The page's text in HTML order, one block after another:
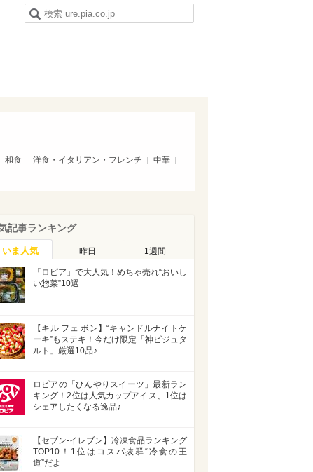
和食 洋食・イタリアン・フレンチ
中華
記事ランキング
いま人気 昨日 1週間
「ロピア」で大人気！めちゃ売れ“おいし
い惣菜”10選
【キル フェ ボン】“キャンドルナイトケ
ーキ”もステキ！今だけ限定「神ビジュタ
ルト」厳選10品♪
ロピアの「ひんやりスイーツ」最新ラン
キング！2位は人気カップアイス、1位は
シェアしたくなる逸品♪
【セブン-イレブン】冷凍食品ランキング
TOP10！1位はコスパ抜群“冷食の王
道”だよ